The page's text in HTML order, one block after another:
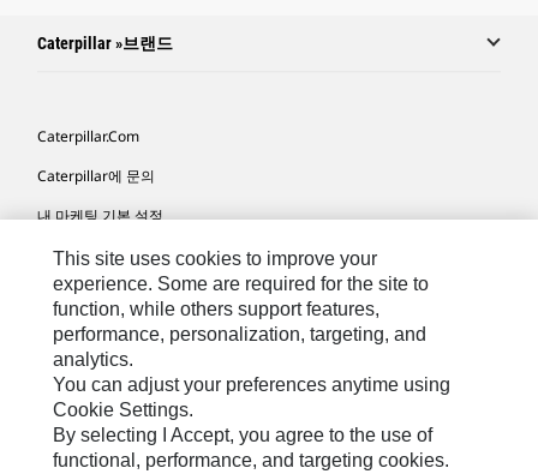
Caterpillar »브랜드
Caterpillar.com
Caterpillar에 문의
내 마케팅 기본 설정
사이트 맵
Cookie Settings
법적 고지
개인정보취급방침
위치정보 이용약관
This site uses cookies to improve your
experience. Some are required for the site to
function, while others support features,
performance, personalization, targeting, and
analytics.
You can adjust your preferences anytime using
Cookie Settings.
By selecting I Accept, you agree to the use of
functional, performance, and targeting cookies.